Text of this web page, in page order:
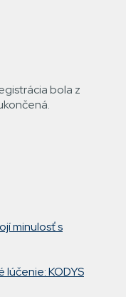
bola z
minulosť s
KODYS